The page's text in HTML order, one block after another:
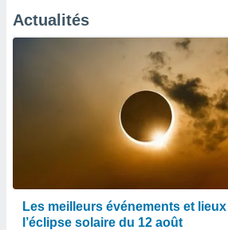
Actualités
Les meilleurs événements et
l’éclipse solaire du 12 août